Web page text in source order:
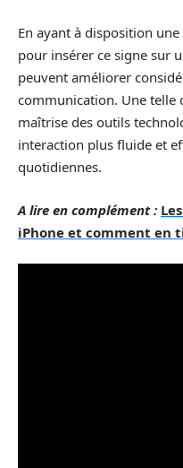
En ayant à disposition
pour insérer ce signe sur
peuvent améliorer
communication. Une telle
maîtrise des outils
interaction plus fluide et
quotidiennes.
A lire en complément :
iPhone et comment en